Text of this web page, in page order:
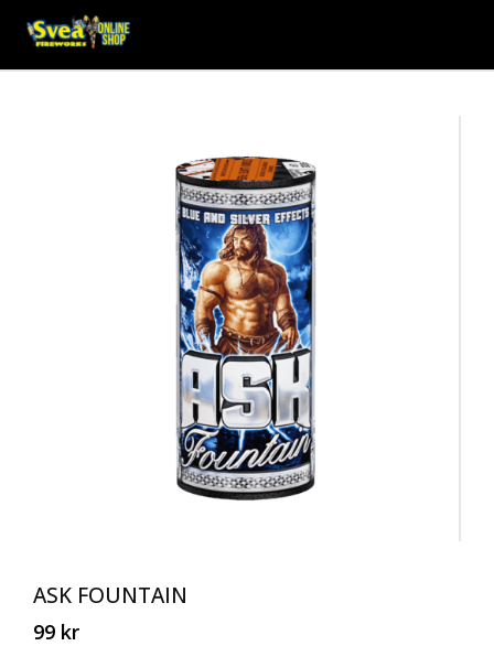
ASK FOUNTAIN
99 kr